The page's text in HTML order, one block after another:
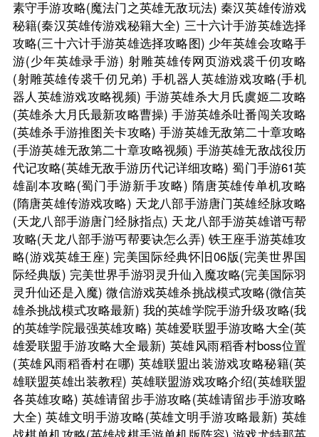
素守手游攻略(魔法门之英雄无敌玩法) 秦汉英雄传游戏
秘籍(秦汉英雄传游戏秘籍大全) 三十六计手游英雄选择
攻略(三十六计手游英雄选择攻略图) 少年英雄会攻略手
游(少年英雄录手游) 射雕英雄传网页游戏裘千仞攻略
(射雕英雄传裘千仞兄弟) 手机器人英雄游戏攻略(手机
器人英雄游戏攻略视频) 手游英雄杀大月氏虞姬二攻略
(英雄杀大月氏最新攻略曹操) 手游英雄杀吐番闯关攻略
(英雄杀手游推图关卡攻略) 手游英雄无敌第二十章攻略
(手游英雄无敌第二十章攻略视频) 手游英雄无敌战役历
代记攻略(英雄无敌手游历代记详细攻略) 蜀门手游61英
雄副本攻略(蜀门手游新手攻略) 隋唐英雄传单机攻略
(隋唐英雄传游戏攻略) 天龙八部手游唐门英雄经脉攻略
(天龙八部手游唐门经脉指点) 天龙八部手游英雄谱丐帮
攻略(天龙八部手游丐帮要诀怎么弄) 铁王座手游英雄攻
略(游戏英雄王座) 完美国际经典怀旧06版(完美世界国
际经典版) 完美世界手游羽灵升仙入魔攻略(完美国际羽
灵升仙还是入魔) 微信游戏英雄杀挑战模式攻略(微信英
雄杀挑战模式攻略最新) 我的英雄学院手游升级攻略(我
的英雄学院最强英雄攻略) 英雄爱联盟手游攻略大全(英
雄爱联盟手游攻略大全最新) 英雄风雨稻香村boss位置
(英雄风雨稻香村在哪) 英雄联盟出装游戏攻略秘籍(英
雄联盟英雄出装教程) 英雄联盟游戏攻略介绍(英雄联盟
各英雄攻略) 英雄请留步手游攻略(英雄请留步手游攻略
大全) 英雄文明手游攻略(英雄文明手游攻略最新) 英雄